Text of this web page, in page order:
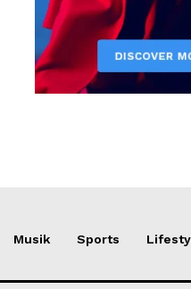
Musik Sports